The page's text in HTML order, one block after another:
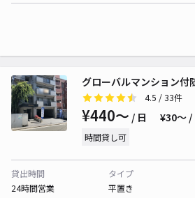
グローバルマンション付
4.5 / 33件
¥440〜 / 日 ¥30〜 /
時間貸し可
貸出時間
24時間営業
タイプ
平置き